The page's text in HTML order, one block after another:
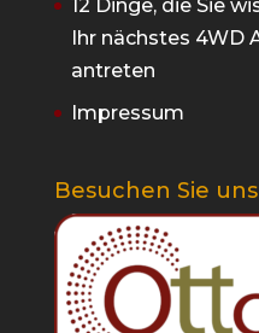
12 Dinge, die Sie
Ihr nächstes 4WD
antreten
Impressum
Besuchen Sie